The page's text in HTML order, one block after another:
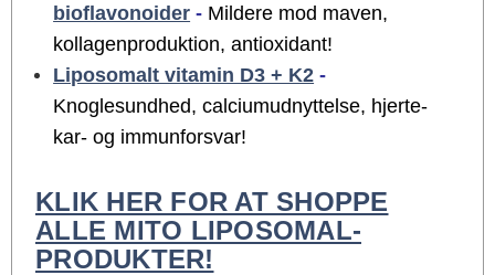
bioflavonoider - Mildere mod maven,
kollagenproduktion, antioxidant!
Liposomalt vitamin D3 + K2 -
Knoglesundhed, calciumudnyttelse, hjerte-
kar- og immunforsvar!
KLIK HER FOR AT SHOPPE
ALLE MITO LIPOSOMAL-
PRODUKTER!